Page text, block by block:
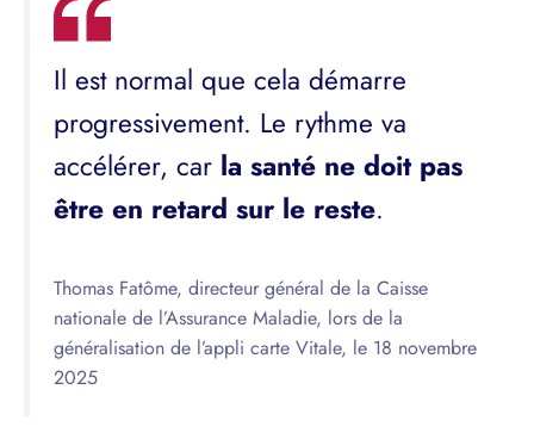
Il est normal que cela démarre
progressivement. Le rythme va
accélérer, car la santé ne doit pas
être en retard sur le reste.
Thomas Fatôme, directeur général de la Caisse
nationale de l’Assurance Maladie, lors de la
généralisation de l’appli carte Vitale, le 18 novembre
2025